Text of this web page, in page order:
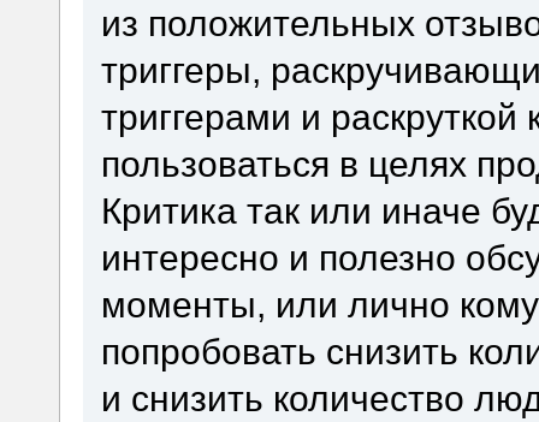
из положительных
триггеры,
триггерами и
пользоваться в целях
Критика так или иначе
интересно и полезно
моменты, или лично
попробовать снизить
и снизить количество